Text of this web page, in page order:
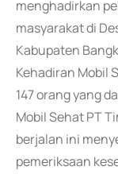
menghadirkan
masyarakat di
Kabupaten
Kehadiran Mobil
147 orang yang
Mobil Sehat PT
berjalan ini
pemeriksaan